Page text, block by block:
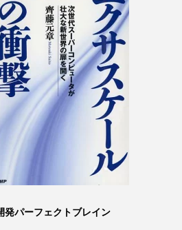
発パーフェクトブレイン